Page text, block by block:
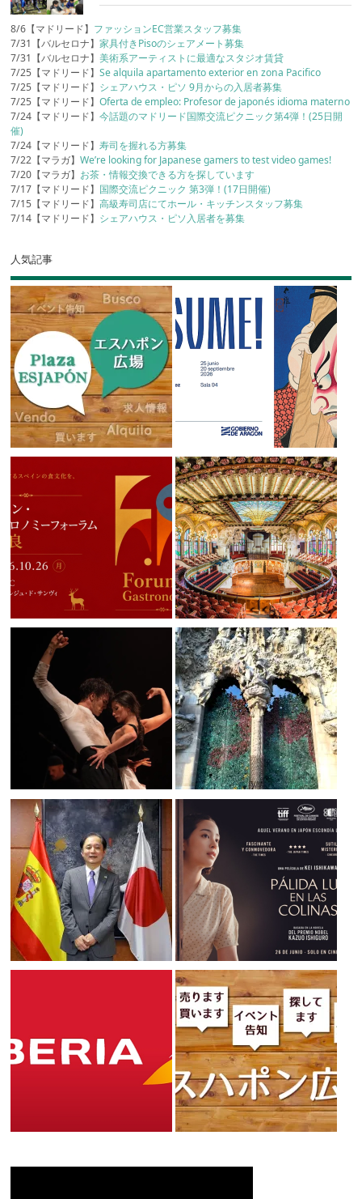
8/6【マドリード】 ファッションEC営業スタッフ募集
7/31【バルセロナ】家具付きPisoのシェアメート募集
7/31【バルセロナ】美術系アーティストに最適なスタジオ賃貸
7/25【マドリード】Se alquila apartamento exterior en zona Pacifico
7/25【マドリード】 シェアハウス・ピソ 9月からの入居者募集
7/25【マドリード】Oferta de empleo: Profesor de japonés idioma materno
7/24【マドリード】今話題のマドリード国際交流ピクニック第4弾！(25日開
催)
7/24【マドリード】寿司を握れる方募集
7/22【マラガ】We’re looking for Japanese gamers to test video games!
7/20【マラガ】 お茶・情報交換できる方を探しています
7/17【マドリード】 国際交流ピクニック 第3弾！(17日開催)
7/15【マドリード】高級寿司店にてホール・キッチンスタッフ募集
7/14【マドリード】 シェアハウス・ピソ入居者を募集
人気記事